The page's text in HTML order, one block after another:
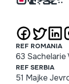
REF ROMANIA
63 Sachelarie
REF SERBIA
51 Majke